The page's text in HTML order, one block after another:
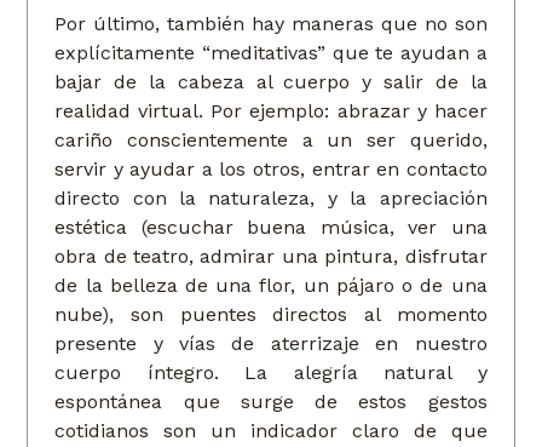
Por último, también hay maneras que no son
explícitamente “meditativas” que te ayudan a
bajar de la cabeza al cuerpo y salir de la
realidad virtual. Por ejemplo: abrazar y hacer
cariño conscientemente a un ser querido,
servir y ayudar a los otros, entrar en contacto
directo con la naturaleza, y la apreciación
estética (escuchar buena música, ver una
obra de teatro, admirar una pintura, disfrutar
de la belleza de una flor, un pájaro o de una
nube), son puentes directos al momento
presente y vías de aterrizaje en nuestro
cuerpo íntegro. La alegría natural y
espontánea que surge de estos gestos
cotidianos son un indicador claro de que